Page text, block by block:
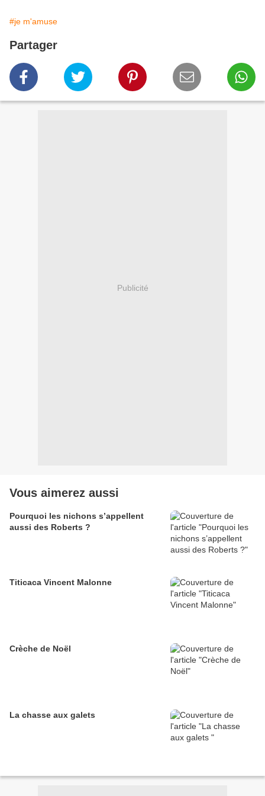
#je m'amuse
Partager
Publicité
Vous aimerez aussi
Pourquoi les nichons s’appellent
aussi des Roberts ?
Titicaca Vincent Malonne
Crèche de Noël
La chasse aux galets